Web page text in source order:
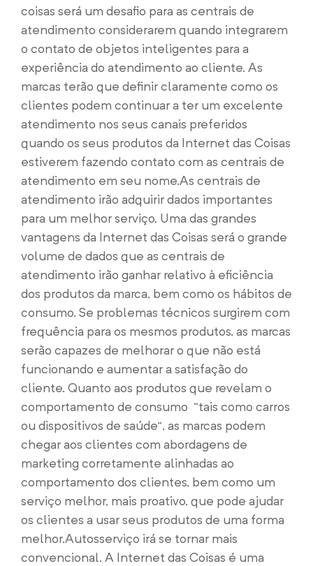
coisas será um desafio para as centrais de
atendimento considerarem quando integrarem
o contato de objetos inteligentes para a
experiência do atendimento ao cliente. As
marcas terão que definir claramente como os
clientes podem continuar a ter um excelente
atendimento nos seus canais preferidos
quando os seus produtos da Internet das Coisas
estiverem fazendo contato com as centrais de
atendimento em seu nome.As centrais de
atendimento irão adquirir dados importantes
para um melhor serviço. Uma das grandes
vantagens da Internet das Coisas será o grande
volume de dados que as centrais de
atendimento irão ganhar relativo à eficiência
dos produtos da marca, bem como os hábitos de
consumo. Se problemas técnicos surgirem com
frequência para os mesmos produtos, as marcas
serão capazes de melhorar o que não está
funcionando e aumentar a satisfação do
cliente. Quanto aos produtos que revelam o
comportamento de consumo “tais como carros
ou dispositivos de saúde”, as marcas podem
chegar aos clientes com abordagens de
marketing corretamente alinhadas ao
comportamento dos clientes, bem como um
serviço melhor, mais proativo, que pode ajudar
os clientes a usar seus produtos de uma forma
melhor.Autosserviço irá se tornar mais
convencional. A Internet das Coisas é uma